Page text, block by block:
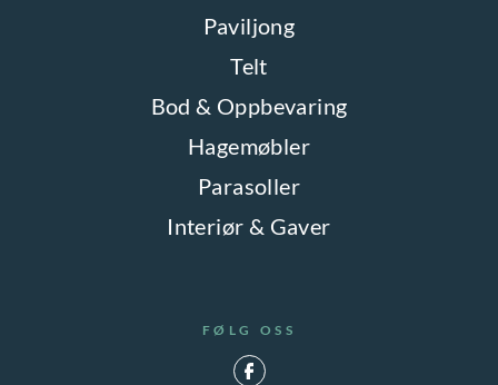
Paviljong
Telt
Bod & Oppbevaring
Hagemøbler
Parasoller
Interiør & Gaver
FØLG OSS